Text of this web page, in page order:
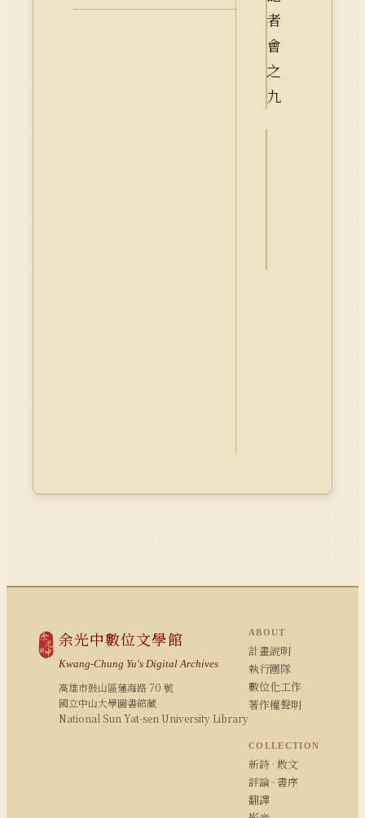
余光中數位文學館
Kwang-Chung Yu's Digital Archives
高雄市鼓山區蓮海路 70 號
國立中山大學圖書館藏
National Sun Yat-sen University Library
ABOUT
計畫說明
執行團隊
數位化工作
著作權聲明
COLLECTION
新詩 · 散文
評論 · 書序
翻譯